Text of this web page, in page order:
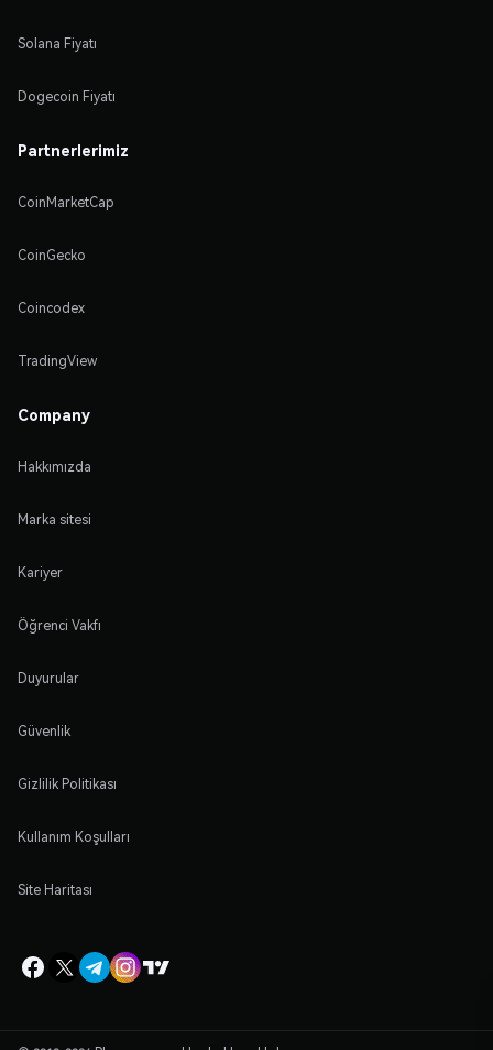
Solana Fiyatı
Dogecoin Fiyatı
Partnerlerimiz
CoinMarketCap
CoinGecko
Coincodex
TradingView
Company
Hakkımızda
Marka sitesi
Kariyer
Öğrenci Vakfı
Duyurular
Güvenlik
Gizlilik Politikası
Kullanım Koşulları
Site Haritası